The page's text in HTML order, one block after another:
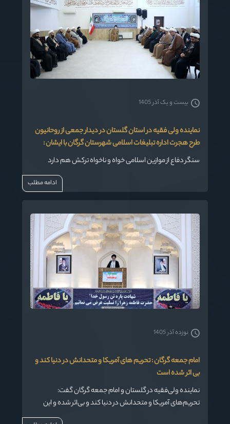
نماینده ولی فقیه در استان گلستان در دیدار جمعی از روحانیون
طرح هجرت اداره تبلیغات اسلامی شهرستان گرگان با ایشان :
سنگر دفاع از موازین اسلامی خواه و ناخواه ترکش هم دارد
بیست و یک آذر 1405
ادامه مطلب
امام جمعه گرگان : تحریم های آمریکا و متحدانش در دنیا کند و
بی اثر شده است
نماینده ولی‌فقیه در گلستان و امام جمعه گرگان گفت:
تحریم‌های آمریکا و متحدانش در دنیا کند و بی‌اثر شده و این
کشور با حرکت در مسیر سقوط با تحریم‌ دست و پنجه نرم می‌کند.
نوزده آذر 1405